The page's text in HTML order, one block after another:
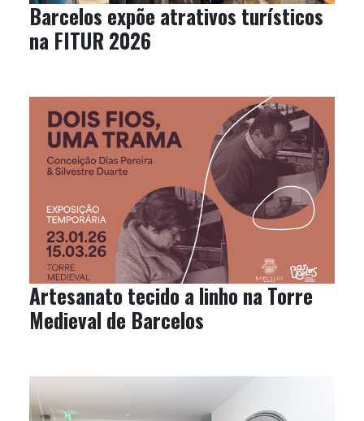
Barcelos expõe atrativos turísticos
na FITUR 2026
Artesanato tecido a linho na Torre
Medieval de Barcelos